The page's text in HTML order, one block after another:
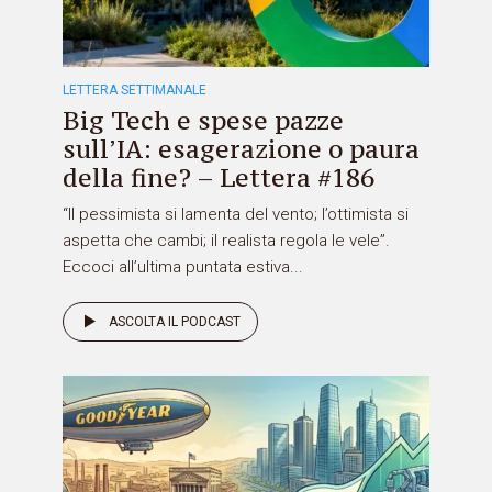
LETTERA SETTIMANALE
Big Tech e spese pazze
sull’IA: esagerazione o paura
della fine? – Lettera #186
“Il pessimista si lamenta del vento; l’ottimista si
aspetta che cambi; il realista regola le vele”.
Eccoci all’ultima puntata estiva...
ASCOLTA IL PODCAST